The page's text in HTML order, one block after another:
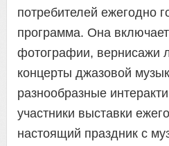
потребителей ежегодно
программа. Она
фотографии, вернисажи
концерты джазовой
разнообразные
участники выставки
настоящий праздник с